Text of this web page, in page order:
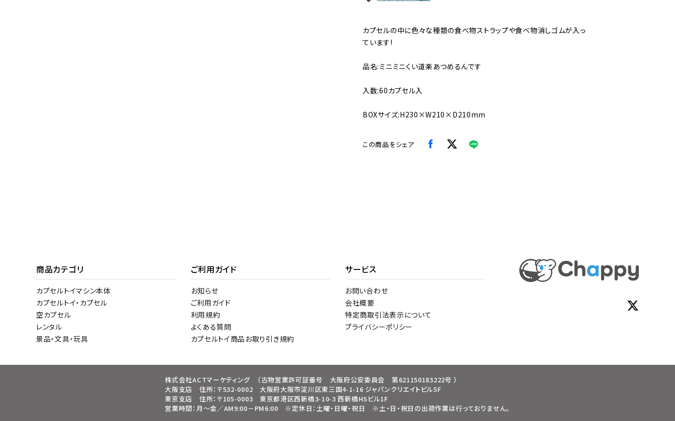
カプセルの中に色々な種類の食べ物ストラップや食べ物消しゴムが入っ
ています!
品名:ミニミニくい道楽あつめるんです
入数:60カプセル入
BOXサイズ:H230×W210×D210mm
この商品をシェア
商品カテゴリ
カプセルトイマシン本体
カプセルトイ・カプセル
空カプセル
レンタル
景品・文具・玩具
ご利用ガイド
お知らせ
ご利用ガイド
利用規約
よくある質問
カプセルトイ商品お取り引き規約
サービス
お問い合わせ
会社概要
特定商取引法表示について
プライバシーポリシー
株式会社ACTマーケティング
（古物営業許可証番号 大阪府公安委員会 第621150183222号 ）
大阪支店 住所：〒532-0002 大阪府大阪市淀川区東三国4-1-16 ジャパンクリエイトビル5F
東京支店 住所：〒105-0003 東京都港区西新橋3-10-3 西新橋HSビル1F
営業時間：月～金／AM9:00－PM6:00 ※定休日：土曜・日曜・祝日 ※土・日・祝日の出荷作業は行っておりません。